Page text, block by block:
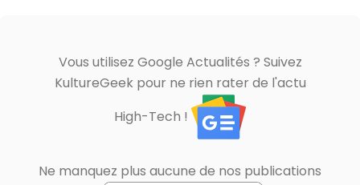
Vous utilisez Google Actualités ? Suivez
KultureGeek pour ne rien rater de l'actu
High-Tech !
Ne manquez plus aucune de nos publications